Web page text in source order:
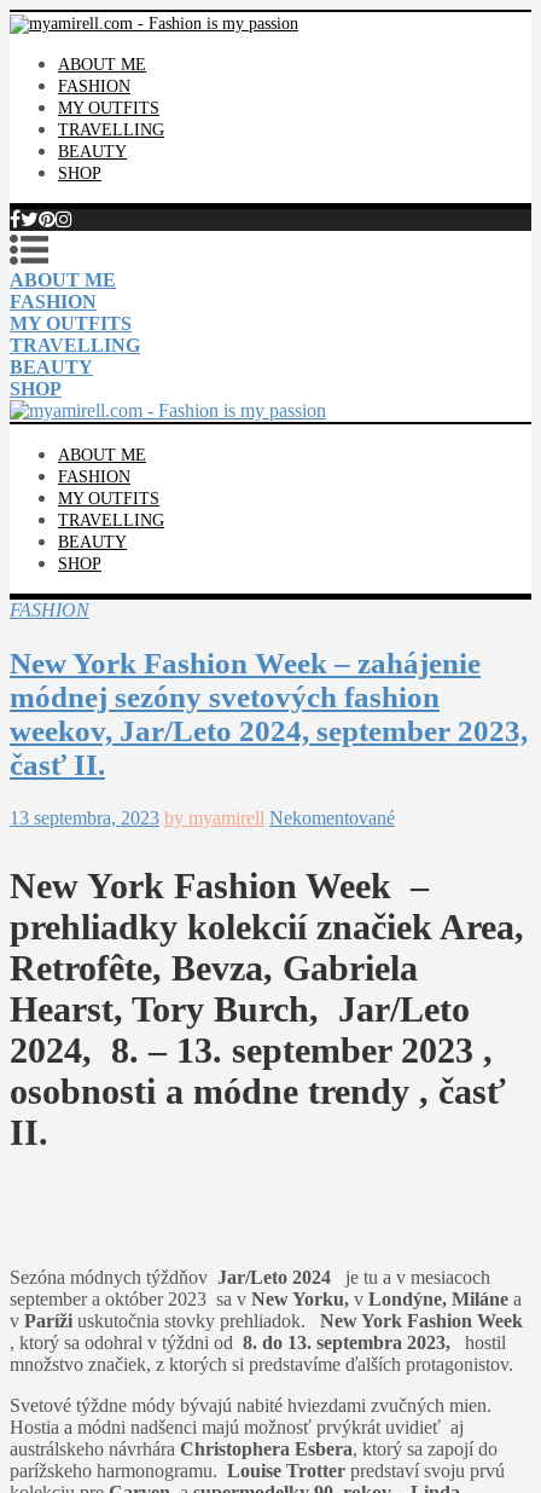
ABOUT ME
FASHION
MY OUTFITS
TRAVELLING
BEAUTY
SHOP
ABOUT ME
FASHION
MY OUTFITS
TRAVELLING
BEAUTY
SHOP
ABOUT ME
FASHION
MY OUTFITS
TRAVELLING
BEAUTY
SHOP
FASHION
New York Fashion Week – zahájenie
módnej sezóny svetových fashion
weekov, Jar/Leto 2024, september 2023,
časť II.
13 septembra, 2023 by myamirell Nekomentované
New York Fashion Week –
prehliadky kolekcií značiek Area,
Retrofête, Bevza, Gabriela
Hearst, Tory Burch, Jar/Leto
2024, 8. – 13. september 2023 ,
osobnosti a módne trendy , časť
II.
Sezóna módnych týždňov Jar/Leto 2024
je tu a v mesiacoch
september a október 2023 sa v New Yorku, v Londýne, Miláne a
v Paríži uskutočnia stovky prehliadok. New York Fashion Week
, ktorý sa odohral v týždni od 8. do 13. septembra 2023,
hostil
množstvo značiek, z ktorých si predstavíme ďalších protagonistov.
Svetové týždne módy bývajú nabité hviezdami zvučných mien.
Hostia a módni nadšenci majú možnosť prvýkrát uvidieť aj
austrálskeho návrhára Christophera Esbera, ktorý sa zapojí do
parížskeho harmonogramu. Louise Trotter predstaví svoju prvú